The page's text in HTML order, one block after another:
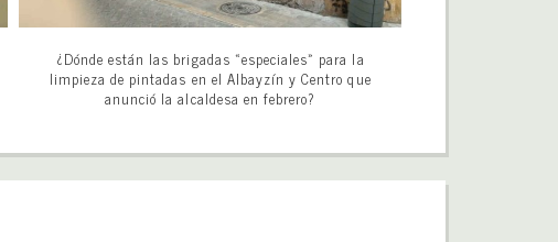
¿Dónde están las brigadas «especiales» para la
limpieza de pintadas en el Albayzín y Centro que
anunció la alcaldesa en febrero?